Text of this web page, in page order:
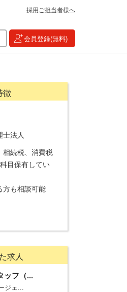
採用ご担当者様へ
会員登録(無料)
徴
士法人
相続税、消費税
目保有してい
も相談可能
求人
ッフ（...
ジェ...